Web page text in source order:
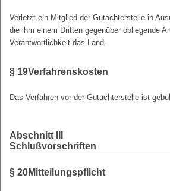
Verletzt ein Mitglied der Gutachterstelle in
die ihm einem Dritten gegenüber obliegende
Verantwortlichkeit das Land.
§ 19Verfahrenskosten
Das Verfahren vor der Gutachterstelle ist
Abschnitt III
Schlußvorschriften
§ 20Mitteilungspflicht